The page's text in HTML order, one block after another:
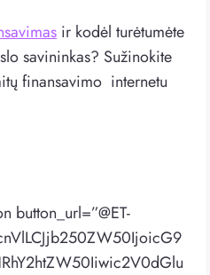
ir kodėl turėtumėte
savininkas? Sužinokite
finansavimo internetu
button_url=”@ET-